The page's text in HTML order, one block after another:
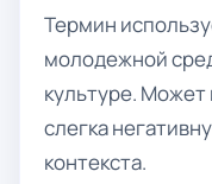
Термин
молодежной
культуре.
слегка
контекста.